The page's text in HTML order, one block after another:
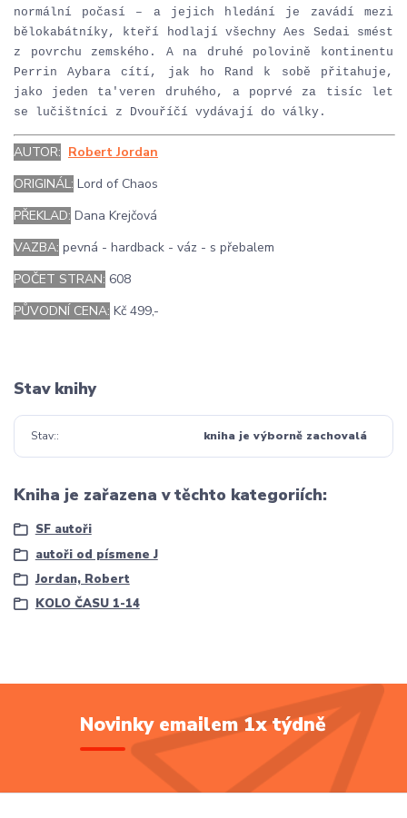
normální počasí – a jejich hledání je zavádí mezi
bělokabátníky, kteří hodlají všechny Aes Sedai smést
z povrchu zemského. A na druhé polovině kontinentu
Perrin Aybara cítí, jak ho Rand k sobě přitahuje,
jako jeden ta'veren druhého, a poprvé za tisíc let
se lučištníci z Dvouříčí vydávají do války.
AUTOR: Robert Jordan
ORIGINÁL: Lord of Chaos
PŘEKLAD: Dana Krejčová
VAZBA: pevná - hardback - váz - s přebalem
POČET STRAN: 608
PŮVODNÍ CENA: Kč 499,-
Stav knihy
Stav: kniha je výborně zachovalá
Kniha je zařazena v těchto kategoriích:
SF autoři
autoři od písmene J
Jordan, Robert
KOLO ČASU 1-14
Novinky emailem 1x týdně